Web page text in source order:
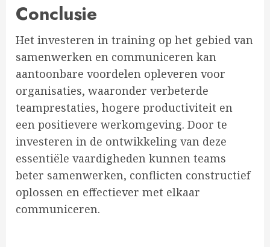
Conclusie
Het investeren in training op het gebied van
samenwerken en communiceren kan
aantoonbare voordelen opleveren voor
organisaties, waaronder verbeterde
teamprestaties, hogere productiviteit en
een positievere werkomgeving. Door te
investeren in de ontwikkeling van deze
essentiële vaardigheden kunnen teams
beter samenwerken, conflicten constructief
oplossen en effectiever met elkaar
communiceren.